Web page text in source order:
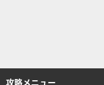
攻略メニュー